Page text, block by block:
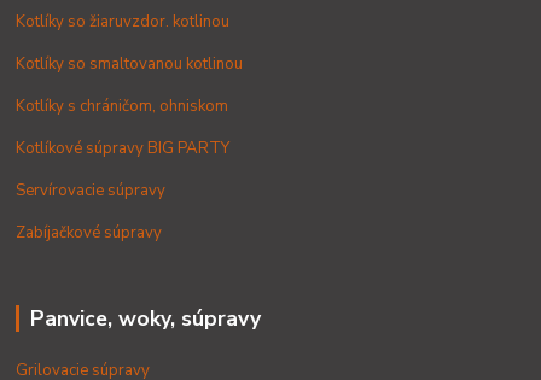
Kotlíky so žiaruvzdor. kotlinou
Kotlíky so smaltovanou kotlinou
Kotlíky s chráničom, ohniskom
Kotlíkové súpravy BIG PARTY
Servírovacie súpravy
Zabíjačkové súpravy
Panvice, woky, súpravy
Grilovacie súpravy